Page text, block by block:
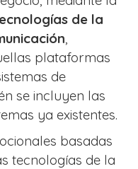
de la
,
plataformas
de
se incluyen las
ya existentes.
basadas
tecnologías de la